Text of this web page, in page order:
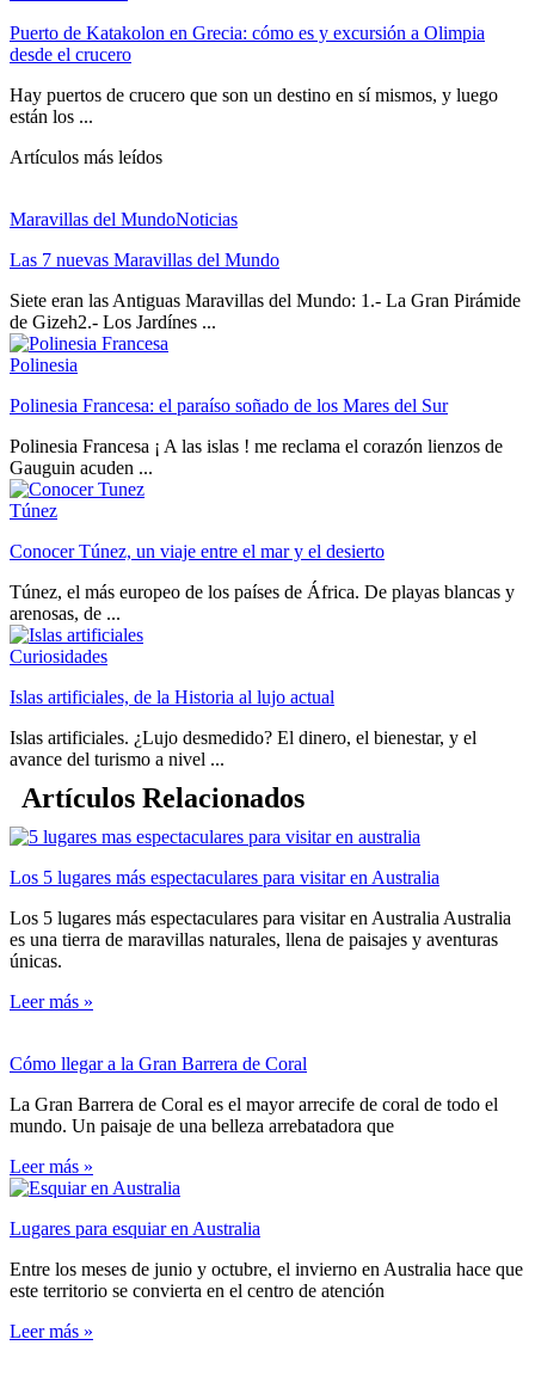
Puerto de Katakolon en Grecia: cómo es y excursión a Olimpia
desde el crucero
Hay puertos de crucero que son un destino en sí mismos, y luego
están los ...
Artículos más leídos
Maravillas del MundoNoticias
Las 7 nuevas Maravillas del Mundo
Siete eran las Antiguas Maravillas del Mundo: 1.- La Gran Pirámide
de Gizeh2.- Los Jardínes ...
Polinesia
Polinesia Francesa: el paraíso soñado de los Mares del Sur
Polinesia Francesa ¡ A las islas ! me reclama el corazón lienzos de
Gauguin acuden ...
Túnez
Conocer Túnez, un viaje entre el mar y el desierto
Túnez, el más europeo de los países de África. De playas blancas y
arenosas, de ...
Curiosidades
Islas artificiales, de la Historia al lujo actual
Islas artificiales. ¿Lujo desmedido? El dinero, el bienestar, y el
avance del turismo a nivel ...
Artículos Relacionados
Los 5 lugares más espectaculares para visitar en Australia
Los 5 lugares más espectaculares para visitar en Australia Australia
es una tierra de maravillas naturales, llena de paisajes y aventuras
únicas.
Leer más »
Cómo llegar a la Gran Barrera de Coral
La Gran Barrera de Coral es el mayor arrecife de coral de todo el
mundo. Un paisaje de una belleza arrebatadora que
Leer más »
Lugares para esquiar en Australia
Entre los meses de junio y octubre, el invierno en Australia hace que
este territorio se convierta en el centro de atención
Leer más »